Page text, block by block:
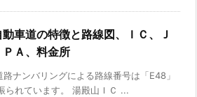
車道の特徴と路線図、ＩＣ、Ｊ
ＰＡ、料金所
路ナンバリングによる路線番号は「E48」
られています。 湯殿山ＩＣ ...